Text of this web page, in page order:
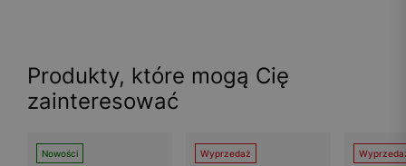
Produkty, które mogą Cię
zainteresować
Nowości Wyprzedaż